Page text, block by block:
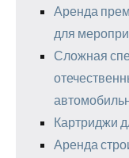
Аренда
для
Сложная
Картриджи
Аренда